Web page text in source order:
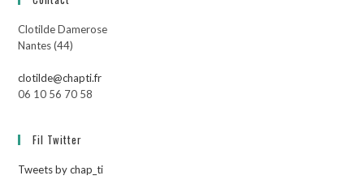
Clotilde Damerose
Nantes (44)
clotilde@chapti.fr
06 10 56 70 58
Fil Twitter
Tweets by chap_ti